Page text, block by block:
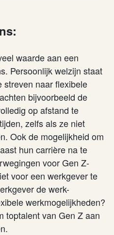
waarde aan een
Persoonlijk welzijn staat
streven naar flexibele
bijvoorbeeld de
op afstand te
zelfs als ze niet
Ook de mogelijkheid om
hun carrière na te
voor Gen Z-
voor een werkgever te
de werk-
werkmogelijkheden?
toptalent van Gen Z aan